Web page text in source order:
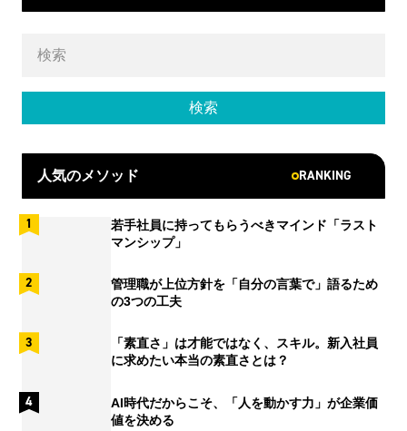
人気のメソッド RANKING
若手社員に持ってもらうべきマインド「ラスト
マンシップ」
管理職が上位方針を「自分の言葉で」語るため
の3つの工夫
「素直さ」は才能ではなく、スキル。新入社員
に求めたい本当の素直さとは？
AI時代だからこそ、「人を動かす力」が企業価
値を決める